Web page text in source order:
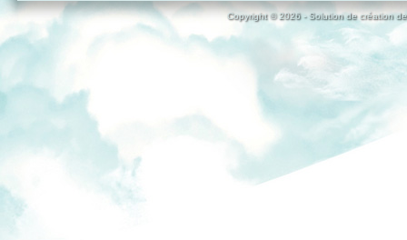
Copyright © 2026 - Solution de création